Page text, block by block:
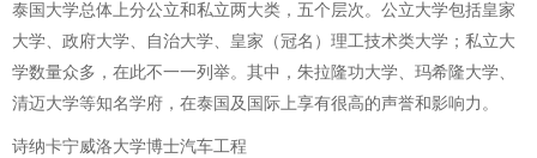
泰国大学总体上分公立和私立两大类，五个层次。公立大学包括皇家
大学、政府大学、自治大学、皇家（冠名）理工技术类大学；私立大
学数量众多，在此不一一列举。其中，朱拉隆功大学、玛希隆大学、
清迈大学等知名学府，在泰国及国际上享有很高的声誉和影响力。
诗纳卡宁威洛大学博士汽车工程